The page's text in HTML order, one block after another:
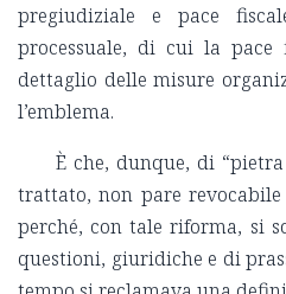
pregiudiziale e pace
processuale, di cui la
dettaglio delle misure
l’emblema.
È che, dunque, di
trattato, non pare
perché, con tale riforma, si
questioni, giuridiche e di